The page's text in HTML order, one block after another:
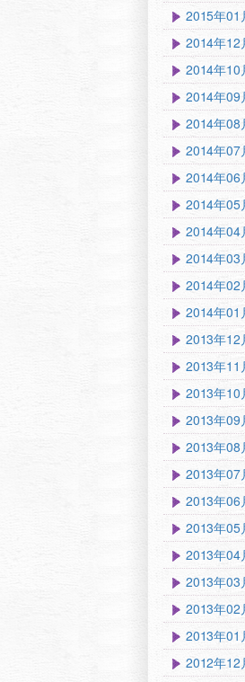
2015年01
2014年12
2014年10
2014年09
2014年08
2014年07
2014年06
2014年05
2014年04
2014年03
2014年02
2014年01
2013年12
2013年11
2013年10
2013年09
2013年08
2013年07
2013年06
2013年05
2013年04
2013年03
2013年02
2013年01
2012年12